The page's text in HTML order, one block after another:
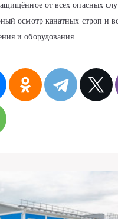
от всех опасных
осмотр канатных строп и
и оборудования.